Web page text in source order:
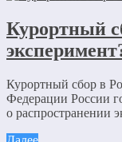
Курортный
Курортный сбор в
Федерации России
о распространении